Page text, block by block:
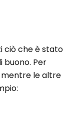
ciò che è stato
Per
mentre le altre